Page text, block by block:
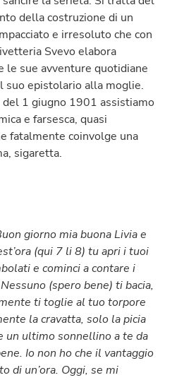
della costruzione di un
e irresoluto che con
Svevo elabora
le sue avventure quotidiane
suo epistolario alla moglie.
1 giugno 1901 assistiamo
e farsesca, quasi
fatalmente coinvolge una
sigaretta.
giorno mia buona Livia e
(qui 7 li 8) tu apri i tuoi
e cominci a contare i
(spero bene) ti bacia,
ti toglie al tuo torpore
la cravatta, solo la picia
un ultimo sonnellino a te da
Io non ho che il vantaggio
di un’ora. Oggi, se mi